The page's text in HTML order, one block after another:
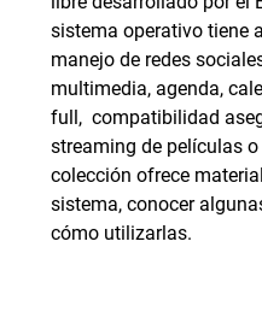
sistema operativo tiene
manejo de redes
multimedia, agenda,
full, compatibilidad
streaming de películas
colección ofrece
sistema, conocer
cómo utilizarlas.